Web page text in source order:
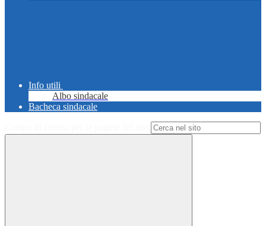
Info utili
Albo sindacale
Bacheca sindacale